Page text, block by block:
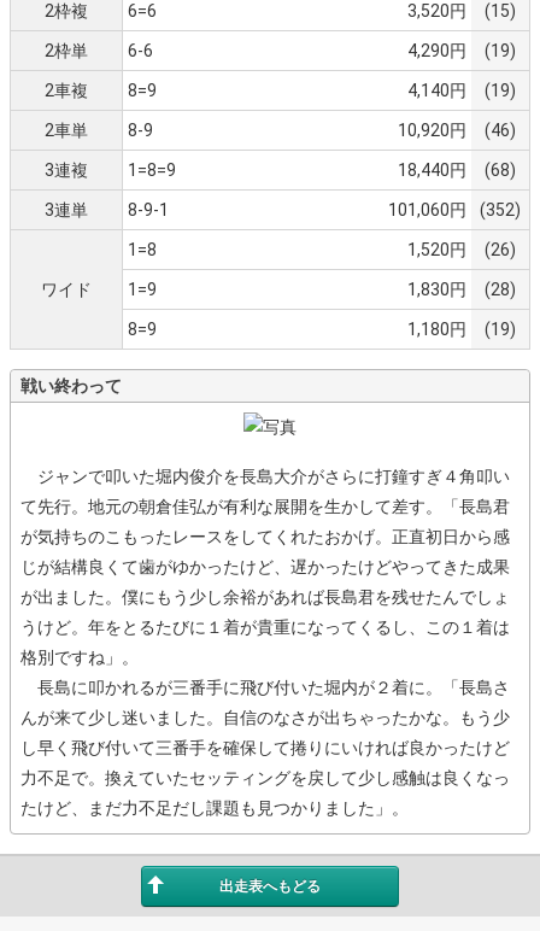
2枠複 6=6 3,520円 (15)
2枠単 6-6 4,290円 (19)
2車複 8=9 4,140円 (19)
2車単 8-9 10,920円 (46)
3連複 1=8=9 18,440円 (68)
3連単 8-9-1 101,060円 (352)
ワイド
1=8 1,520円 (26)
1=9 1,830円 (28)
8=9 1,180円 (19)
戦い終わって
ジャンで叩いた堀内俊介を長島大介がさらに打鐘すぎ４角叩い
て先行。地元の朝倉佳弘が有利な展開を生かして差す。「長島君
が気持ちのこもったレースをしてくれたおかげ。正直初日から感
じが結構良くて歯がゆかったけど、遅かったけどやってきた成果
が出ました。僕にもう少し余裕があれば長島君を残せたんでしょ
うけど。年をとるたびに１着が貴重になってくるし、この１着は
格別ですね」。
長島に叩かれるが三番手に飛び付いた堀内が２着に。「長島さ
んが来て少し迷いました。自信のなさが出ちゃったかな。もう少
し早く飛び付いて三番手を確保して捲りにいければ良かったけど
力不足で。換えていたセッティングを戻して少し感触は良くなっ
たけど、まだ力不足だし課題も見つかりました」。
出走表へもどる